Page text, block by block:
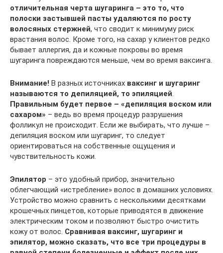
отличительная черта шугаринга – это то, что
полоски застывшей пасты удаляются по росту
волосяных стержней, что сводит к минимуму риск
врастания волос. Кроме того, на сахар у клиентов редко
бывает аллергия, да и кожные покровы во время
шугаринга повреждаются меньше, чем во время ваксинга.
Внимание! В разных источниках ваксинг и шугаринг
называются то депиляцией, то эпиляцией
Правильным будет первое – «депиляция воском или
сахаром» – ведь во время процедур разрушения
фолликул не происходит. Если же выбирать, что лучше –
депиляция воском или шугаринг, то следует
ориентироваться на собственные ощущения и
чувствительность кожи.
Эпилятор – это удобный прибор, значительно
облегчающий «истребление» волос в домашних условиях.
Устройство можно сравнить с несколькими десятками
крошечных пинцетов, которые приводятся в движение
электрическим током и позволяют быстро очистить
кожу от волос. Сравнивая ваксинг, шугаринг и
эпилятор, можно сказать, что все три процедуры в